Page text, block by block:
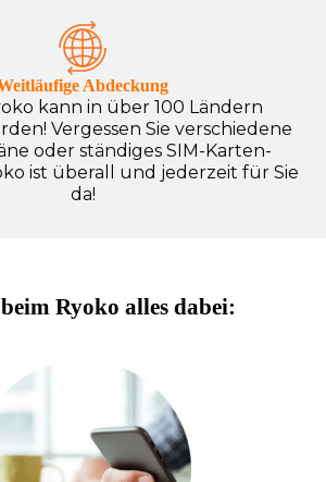
Abdeckung
kann in über 100 Ländern
Vergessen Sie verschiedene
oder ständiges SIM-Karten-
ist überall und jederzeit für Sie
da!
Ryoko alles dabei: